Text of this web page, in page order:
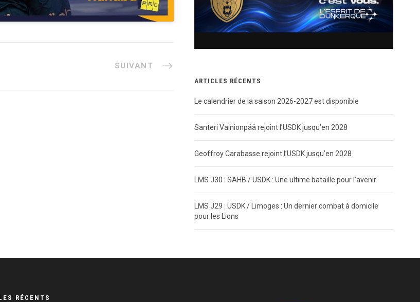
SUIVANT
ARTICLES RÉCENTS
Le calendrier de la saison 2026-2027 est disponible
Santeri Vainionpää rejoint l’USDK jusqu’en 2028
Geoffroy Carabasse rejoint l’USDK jusqu’en 2028
LMS J30 : SAHB / USDK : Une ultime bataille pour l’avenir
LMS J29 : USDK / Limoges : Un dernier combat à domicile
pour les Lions
RÉCENTS